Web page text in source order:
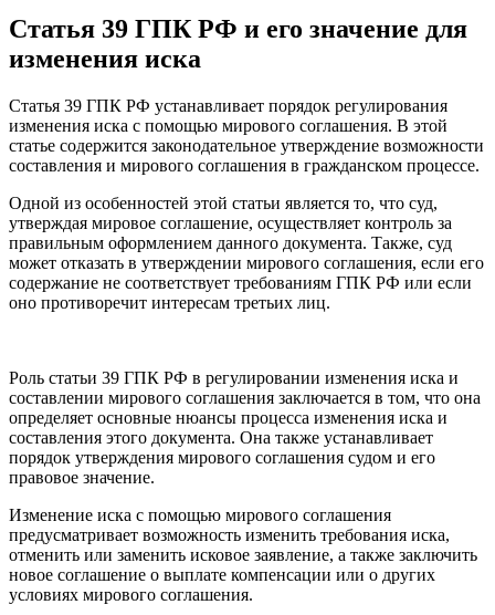
Статья 39 ГПК РФ и его значение для
изменения иска
Статья 39 ГПК РФ устанавливает порядок регулирования
изменения иска с помощью мирового соглашения. В этой
статье содержится законодательное утверждение возможности
составления и мирового соглашения в гражданском процессе.
Одной из особенностей этой статьи является то, что суд,
утверждая мировое соглашение, осуществляет контроль за
правильным оформлением данного документа. Также, суд
может отказать в утверждении мирового соглашения, если его
содержание не соответствует требованиям ГПК РФ или если
оно противоречит интересам третьих лиц.
Роль статьи 39 ГПК РФ в регулировании изменения иска и
составлении мирового соглашения заключается в том, что она
определяет основные нюансы процесса изменения иска и
составления этого документа. Она также устанавливает
порядок утверждения мирового соглашения судом и его
правовое значение.
Изменение иска с помощью мирового соглашения
предусматривает возможность изменить требования иска,
отменить или заменить исковое заявление, а также заключить
новое соглашение о выплате компенсации или о других
условиях мирового соглашения.